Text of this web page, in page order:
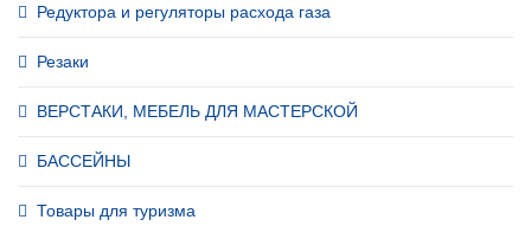
Редуктора и регуляторы расхода газа
Резаки
ВЕРСТАКИ, МЕБЕЛЬ ДЛЯ МАСТЕРСКОЙ
БАССЕЙНЫ
Товары для туризма